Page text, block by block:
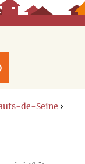
de-Seine ›